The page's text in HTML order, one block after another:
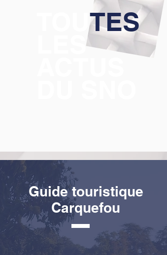
TOUTES
LES
Guide touristique
Carquefou